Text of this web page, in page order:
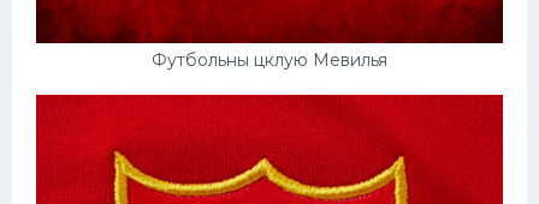
Футбольны цклую Мевилья